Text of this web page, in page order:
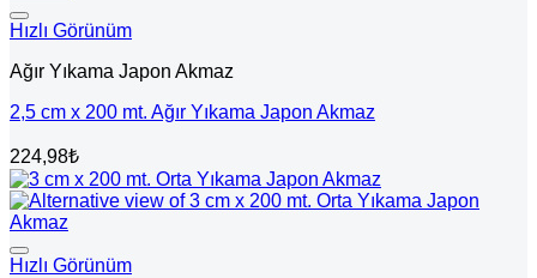
Hızlı Görünüm
Ağır Yıkama Japon Akmaz
2,5 cm x 200 mt. Ağır Yıkama Japon Akmaz
224,98₺
Hızlı Görünüm